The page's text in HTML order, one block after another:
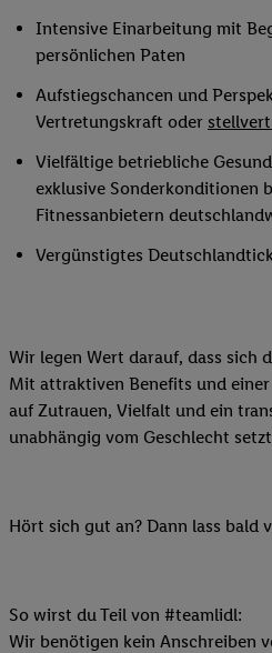
Intensive Einarbeitung mit
persönlichen Paten
Aufstiegschancen und
Vertretungskraft oder
Vielfältige betriebliche
exklusive Sonderkonditionen
Fitnessanbietern
Vergünstigtes
Wir legen Wert darauf, dass sich
Mit attraktiven Benefits und
auf Zutrauen, Vielfalt und ein
unabhängig vom Geschlecht
Hört sich gut an? Dann lass bald
So wirst du Teil von #teamlidl:
Wir benötigen kein Anschreiben